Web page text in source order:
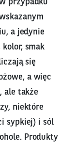
przypadku
a jedynie
smak
się
a więc
ale także
niektóre
sypkiej) i sól
Produkty